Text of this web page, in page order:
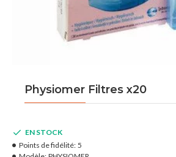
Physiomer Filtres x20
EN STOCK
Points de fidélité: 5